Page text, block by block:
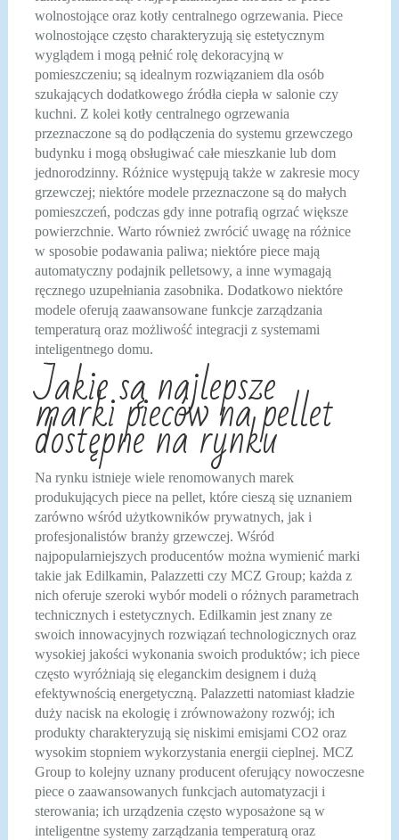
wolnostojące oraz kotły centralnego ogrzewania. Piece
wolnostojące często charakteryzują się estetycznym
wyglądem i mogą pełnić rolę dekoracyjną w
pomieszczeniu; są idealnym rozwiązaniem dla osób
szukających dodatkowego źródła ciepła w salonie czy
kuchni. Z kolei kotły centralnego ogrzewania
przeznaczone są do podłączenia do systemu grzewczego
budynku i mogą obsługiwać całe mieszkanie lub dom
jednorodzinny. Różnice występują także w zakresie mocy
grzewczej; niektóre modele przeznaczone są do małych
pomieszczeń, podczas gdy inne potrafią ogrzać większe
powierzchnie. Warto również zwrócić uwagę na różnice
w sposobie podawania paliwa; niektóre piece mają
automatyczny podajnik pelletsowy, a inne wymagają
ręcznego uzupełniania zasobnika. Dodatkowo niektóre
modele oferują zaawansowane funkcje zarządzania
temperaturą oraz możliwość integracji z systemami
inteligentnego domu.
Jakie są najlepsze
marki pieców na pellet
dostępne na rynku
Na rynku istnieje wiele renomowanych marek
produkujących piece na pellet, które cieszą się uznaniem
zarówno wśród użytkowników prywatnych, jak i
profesjonalistów branży grzewczej. Wśród
najpopularniejszych producentów można wymienić marki
takie jak Edilkamin, Palazzetti czy MCZ Group; każda z
nich oferuje szeroki wybór modeli o różnych parametrach
technicznych i estetycznych. Edilkamin jest znany ze
swoich innowacyjnych rozwiązań technologicznych oraz
wysokiej jakości wykonania swoich produktów; ich piece
często wyróżniają się eleganckim designem i dużą
efektywnością energetyczną. Palazzetti natomiast kładzie
duży nacisk na ekologię i zrównoważony rozwój; ich
produkty charakteryzują się niskimi emisjami CO2 oraz
wysokim stopniem wykorzystania energii cieplnej. MCZ
Group to kolejny uznany producent oferujący nowoczesne
piece o zaawansowanych funkcjach automatyzacji i
sterowania; ich urządzenia często wyposażone są w
inteligentne systemy zarządzania temperaturą oraz